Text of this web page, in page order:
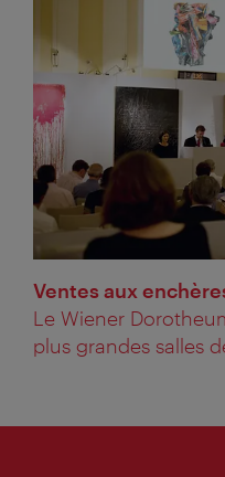
Ventes aux
Le Wiener
plus grandes salles